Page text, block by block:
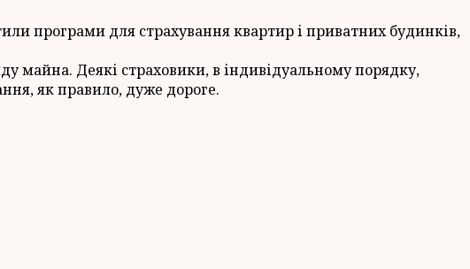
програми для страхування квартир і приватних будинків,
майна. Деякі страховики, в індивідуальному порядку,
як правило, дуже дороге.